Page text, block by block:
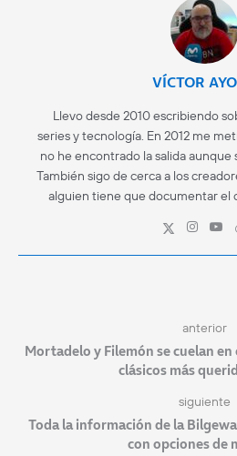
VÍCTOR
Llevo desde 2010 escribiendo
series y tecnología. En 2012 me
no he encontrado la salida aunque
También sigo de cerca a los
alguien tiene que documentar el
anterior
Mortadelo y Filemón se cuelan
clásicos más
siguiente
Toda la información de la
con opciones de